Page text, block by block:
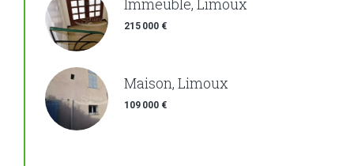
Immeuble, Limoux
215 000 €
Maison, Limoux
109 000 €